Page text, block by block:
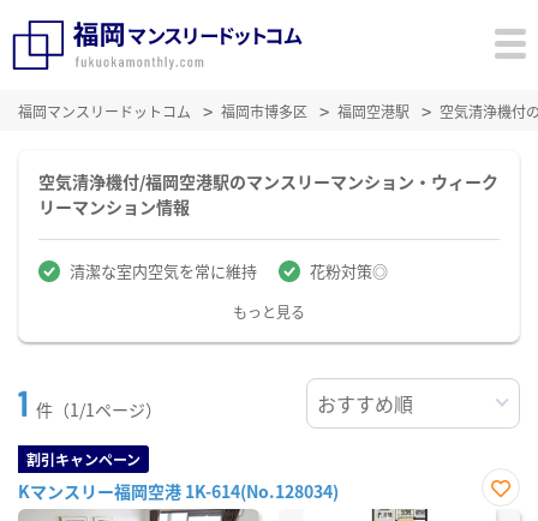
福岡マンスリードットコム 福岡市博多区 福岡空港駅 空気清浄機付
空気清浄機付/福岡空港駅のマンスリーマンション・ウィーク
リーマンション情報
清潔な室内空気を常に維持 花粉対策◎
もっと見る
1 件（1/1ページ）
割引キャンペーン
Kマンスリー福岡空港 1K-614(No.128034)
お気